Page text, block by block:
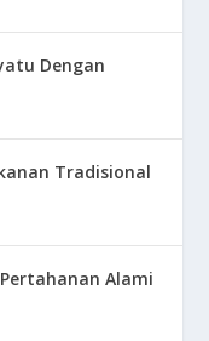
Dengan
Tradisional
Alami